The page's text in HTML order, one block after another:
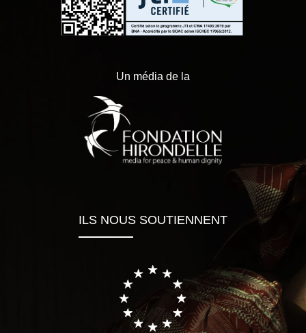
Un média de la
ILS NOUS SOUTIENNENT